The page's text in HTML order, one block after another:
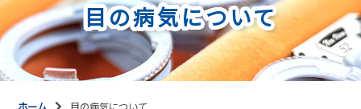
目の病気について